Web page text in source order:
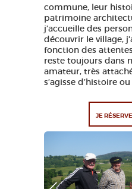
commune, leur
patrimoine
j’accueille des
découvrir le village,
fonction des
reste toujours dans
amateur, très
s’agisse d’histoire
JE